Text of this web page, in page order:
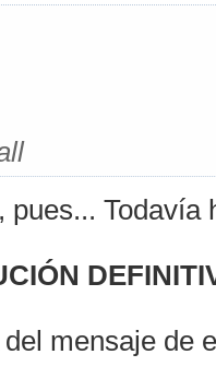
pues... Todavía
mensaje de